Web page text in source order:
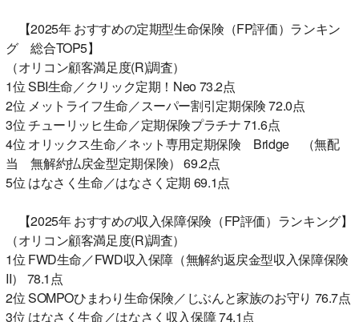
【2025年 おすすめの定期型生命保険（FP評価）ランキン
グ 総合TOP5】
（オリコン顧客満足度(R)調査）
1位 SBI生命／クリック定期！Neo 73.2点
2位 メットライフ生命／スーパー割引定期保険 72.0点
3位 チューリッヒ生命／定期保険プラチナ 71.6点
4位 オリックス生命／ネット専用定期保険 Bridge （無配
当 無解約払戻金型定期保険） 69.2点
5位 はなさく生命／はなさく定期 69.1点
【2025年 おすすめの収入保障保険（FP評価）ランキング】
（オリコン顧客満足度(R)調査）
1位 FWD生命／FWD収入保障（無解約返戻金型収入保障保険
II） 78.1点
2位 SOMPOひまわり生命保険／じぶんと家族のお守り 76.7点
3位 はなさく生命／はなさく収入保障 74.1点